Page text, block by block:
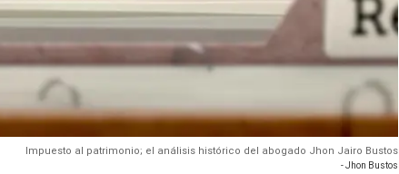
Impuesto al patrimonio; el análisis histórico del abogado Jhon Jairo Bustos
- Jhon Bustos